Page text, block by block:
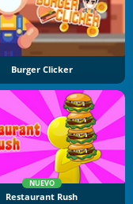
Burger Clicker
NUEVO
Restaurant Rush